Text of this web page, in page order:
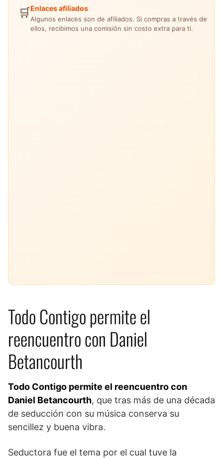
🛒Enlaces afiliados
Algunos enlaces son de afiliados. Si compras a través de
ellos, recibimos una comisión sin costo extra para ti.
Todo Contigo permite el
reencuentro con Daniel
Betancourth
Todo Contigo permite el reencuentro con
Daniel Betancourth, que tras más de una década
de seducción con su música conserva su
sencillez y buena vibra.
Seductora fue el tema por el cual tuve la